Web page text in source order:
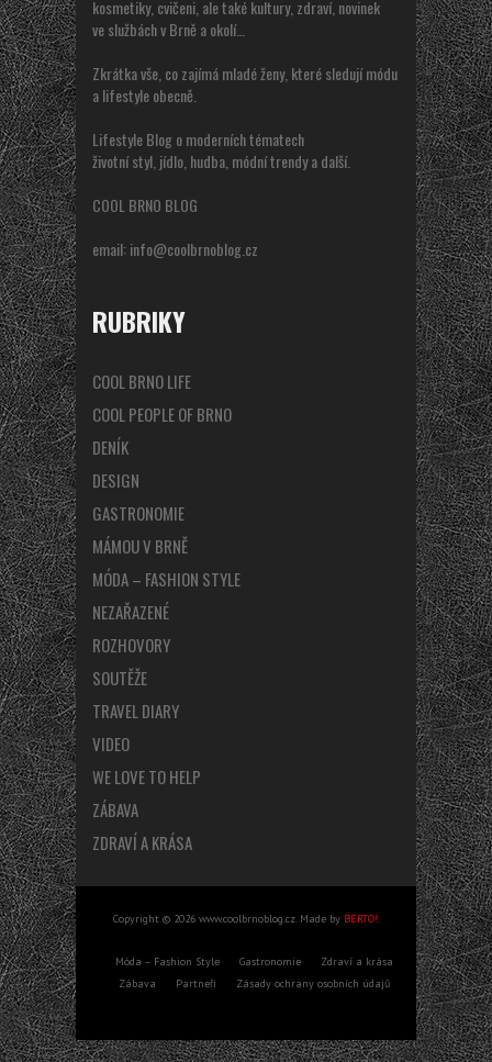
kosmetiky, cvičeni, ale také kultury, zdraví, novinek
ve službách v Brně a okolí…
Zkrátka vše, co zajímá mladé ženy, které sledují módu
a lifestyle obecně.
Lifestyle Blog o moderních tématech
životní styl, jídlo, hudba, módní trendy a další.
COOL BRNO BLOG
email:info@coolbrnoblog.cz
RUBRIKY
COOL BRNO LIFE
COOL PEOPLE OF BRNO
DENÍK
DESIGN
GASTRONOMIE
MÁMOU V BRNĚ
MÓDA – FASHION STYLE
NEZAŘAZENÉ
ROZHOVORY
SOUTĚŽE
TRAVEL DIARY
VIDEO
WE LOVE TO HELP
ZÁBAVA
ZDRAVÍ A KRÁSA
Copyright © 2026 www.coolbrnoblog.cz. Made by BERTO!.
Móda – Fashion Style Gastronomie
Zdraví a krása
Zábava
Partneři Zásady ochrany osobních údajů